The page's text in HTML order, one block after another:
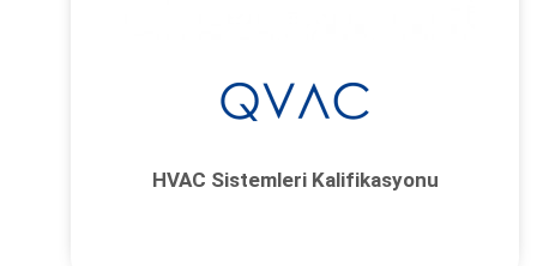
HVAC Sistemleri Kalifikasyonu